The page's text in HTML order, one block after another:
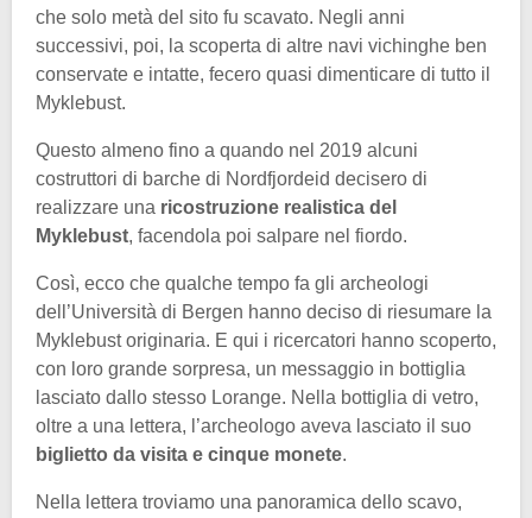
che solo metà del sito fu scavato. Negli anni
successivi, poi, la scoperta di altre navi vichinghe ben
conservate e intatte, fecero quasi dimenticare di tutto il
Myklebust.
Questo almeno fino a quando nel 2019 alcuni
costruttori di barche di Nordfjordeid decisero di
realizzare una ricostruzione realistica del
Myklebust, facendola poi salpare nel fiordo.
Così, ecco che qualche tempo fa gli archeologi
dell’Università di Bergen hanno deciso di riesumare la
Myklebust originaria. E qui i ricercatori hanno scoperto,
con loro grande sorpresa, un messaggio in bottiglia
lasciato dallo stesso Lorange. Nella bottiglia di vetro,
oltre a una lettera, l’archeologo aveva lasciato il suo
biglietto da visita e cinque monete.
Nella lettera troviamo una panoramica dello scavo,